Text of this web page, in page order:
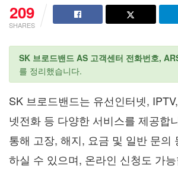
209
SHARES
SK 브로드밴드 AS 고객센터 전화번호,
를 정리했습니다.
SK 브로드밴드는 유선인터넷,
넷전화 등 다양한 서비스를 제공합
통해 고장, 해지, 요금 및 일반 문의
하실 수 있으며, 온라인 신청도 가